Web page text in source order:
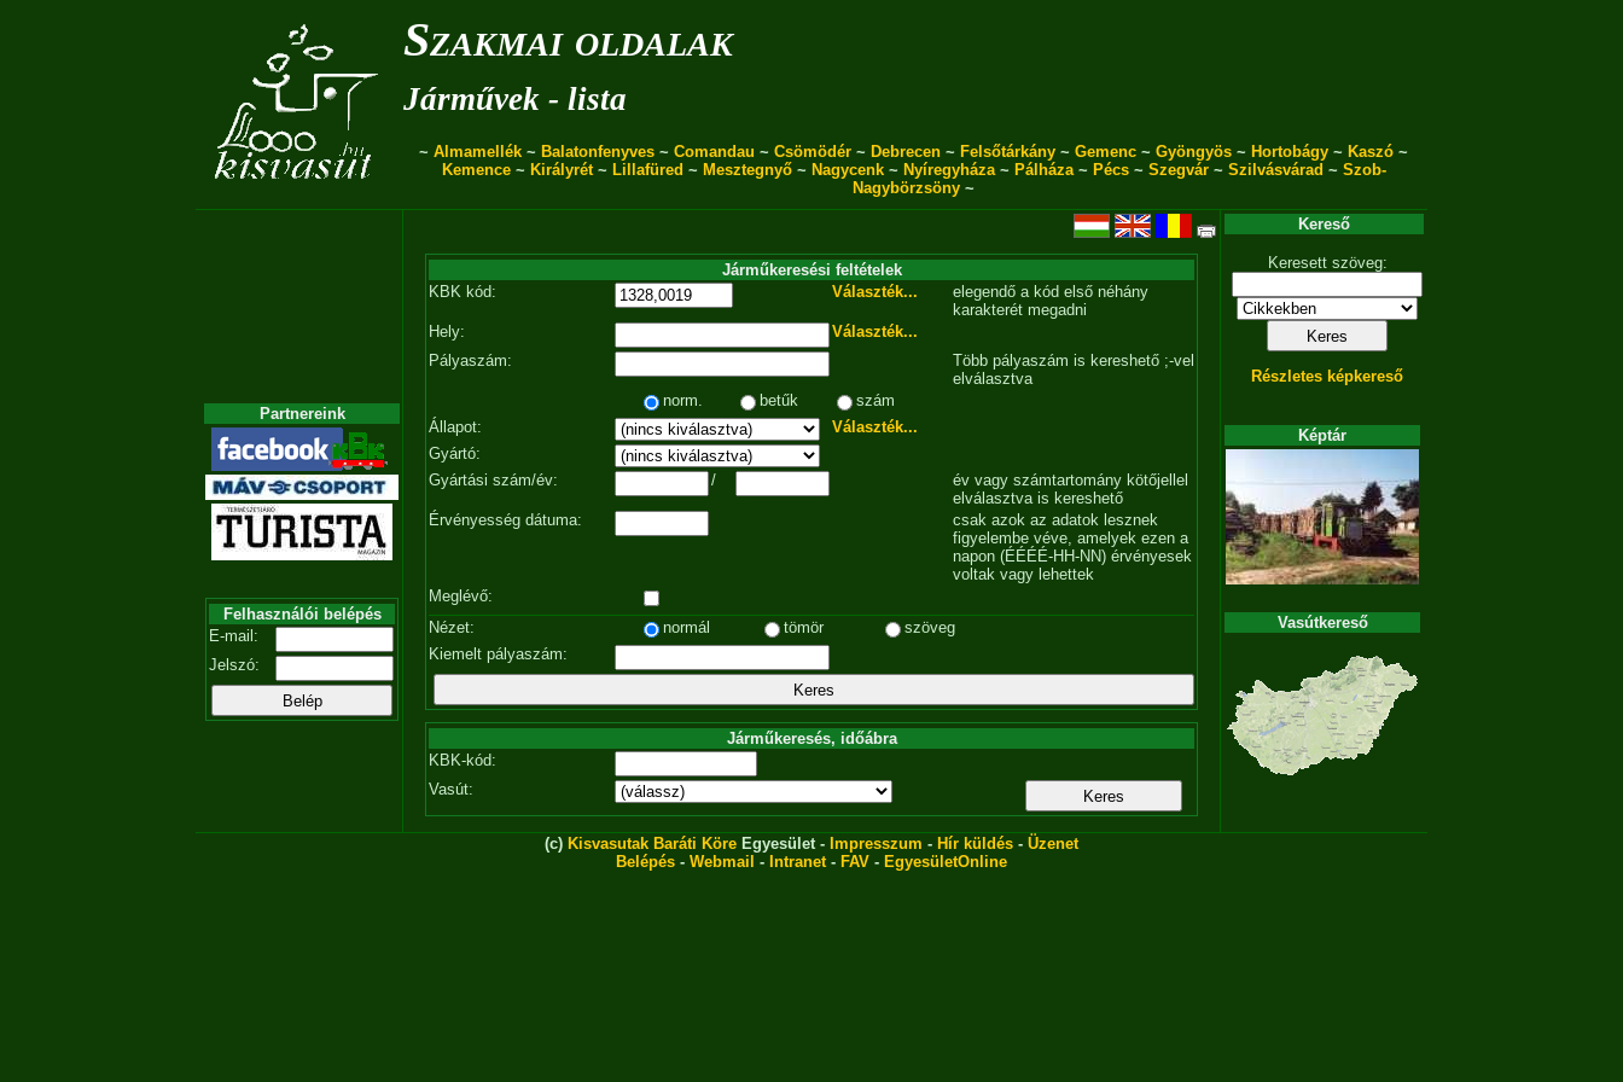
Szakmai oldalak
Járművek - lista
~ Almamellék ~ Balatonfenyves ~ Comandau ~ Csömödér ~ Debrecen ~ Felsőtárkány ~ Gemenc ~ Gyöngyös ~ Hortobágy ~ Kaszó ~
Kemence~ Királyrét~ Lillafüred ~ Mesztegnyő~ Nagycenk~ Nyíregyháza~ Pálháza~ Pécs~ Szegvár~ Szilvásvárad ~ Szob-
Nagybörzsöny ~
Partnereink
Felhasználói belépés
E-mail:
Jelszó:
Járműkeresési feltételek
KBK kód:
Választék...
elegendő a kód első néhány
karakterét megadni
Hely:
Választék...
Pályaszám:
Több pályaszám is kereshető ;-vel
elválasztva
norm.
betűk
szám
Állapot:
Választék...
Gyártó:
Gyártási szám/év:
/
év vagy számtartomány kötőjellel
elválasztva is kereshető
Érvényesség dátuma:
csak azok az adatok lesznek
figyelembe véve, amelyek ezen a
napon (ÉÉÉÉ-HH-NN) érvényesek
voltak vagy lehettek
Meglévő:
Nézet:
normál tömör
szöveg
Kiemelt pályaszám:
Járműkeresés, időábra
KBK-kód:
Vasút:
Kereső
Keresett szöveg:
Részletes képkereső
Képtár
Vasútkereső
(c) Kisvasutak Baráti Köre Egyesület - Impresszum - Hír küldés - Üzenet
Belépés - Webmail - Intranet- FAV - EgyesületOnline